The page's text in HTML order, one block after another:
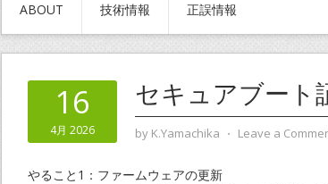
ABOUT 技術情報 正誤情報
16
4月 2026
セキュアブート
by K.Yamachika ⋅ Leave a
やること1：ファームウェアの更新